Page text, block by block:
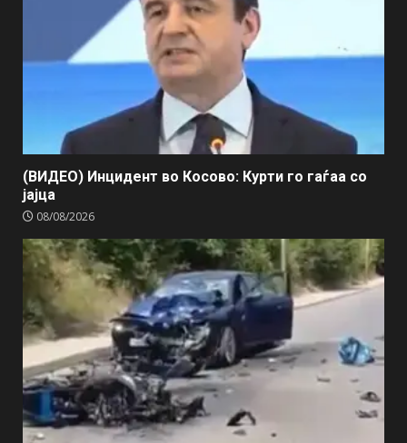
(ВИДЕО) Инцидент во Косово: Курти го гаѓаа со
јајца
08/08/2026